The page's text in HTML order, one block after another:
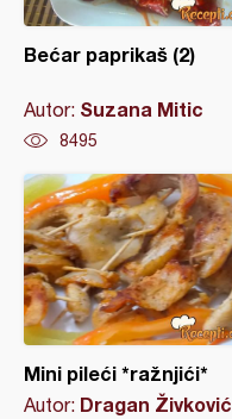
Bećar paprikaš (2)
Autor: Suzana Mitic
8495
Mini pileći *ražnjići*
Autor: Dragan Živković